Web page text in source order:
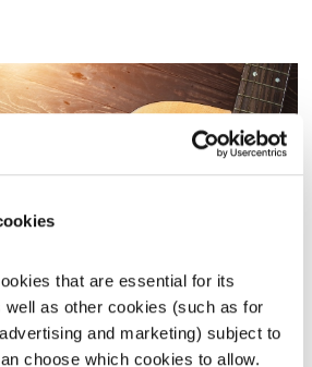
that are essential for its
well as other cookies (such as for
and marketing) subject to
choose which cookies to allow.
עולם קטן – לקט לייב סשן 4
עולם קטן
אורי בנקהלטר